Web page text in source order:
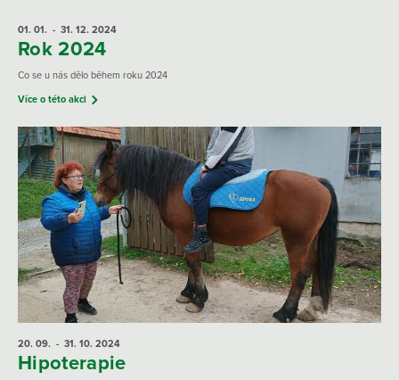
01. 01. - 31. 12. 2024
Rok 2024
Co se u nás dělo během roku 2024
Více o této akci
20. 09. - 31. 10. 2024
Hipoterapie